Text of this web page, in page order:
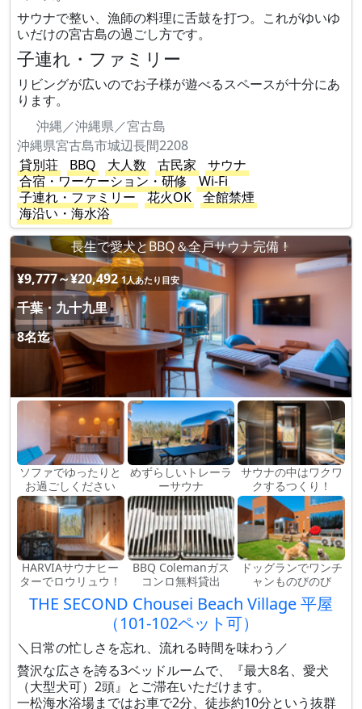
サウナで整い、漁師の料理に舌鼓を打つ。これがゆいゆ
いだけの宮古島の過ごし方です。
子連れ・ファミリー
リビングが広いのでお子様が遊べるスペースが十分にあ
ります。
沖縄／沖縄県／宮古島
沖縄県宮古島市城辺長間2208
貸別荘
BBQ 大人数 古民家
サウナ
合宿・ワーケーション・研修
Wi-Fi
子連れ・ファミリー
花火OK
全館禁煙
海沿い・海水浴
長生で愛犬とBBQ＆全戸サウナ完備！
¥9,777～¥20,492 1人あたり目安
千葉・九十九里
8名迄
ソファでゆったりと
お過ごしください
めずらしいトレーラ
ーサウナ
サウナの中はワクワ
クするつくり！
HARVIAサウナヒー
ターでロウリュウ！
BBQ Colemanガス
コンロ無料貸出
ドッグランでワンチ
ャンものびのび
THE SECOND Chousei Beach Village 平屋
（101-102ペット可）
＼日常の忙しさを忘れ、流れる時間を味わう／
贅沢な広さを誇る3ベッドルームで、『最大8名、愛犬
（大型犬可）2頭』とご滞在いただけます。
一松海水浴場まではお車で2分、徒歩約10分という抜群